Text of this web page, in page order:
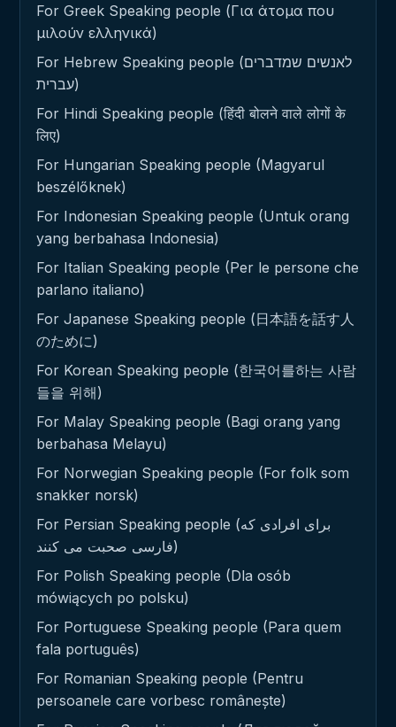
For Greek Speaking people (Για άτομα που
μιλούν ελληνικά)
For Hebrew Speaking people (לאנשים שמדברים
עברית)
For Hindi Speaking people (हिंदी बोलने वाले लोगों के
लिए)
For Hungarian Speaking people (Magyarul
beszélőknek)
For Indonesian Speaking people (Untuk orang
yang berbahasa Indonesia)
For Italian Speaking people (Per le persone che
parlano italiano)
For Japanese Speaking people (日本語を話す人
のために)
For Korean Speaking people (한국어를하는 사람
들을 위해)
For Malay Speaking people (Bagi orang yang
berbahasa Melayu)
For Norwegian Speaking people (For folk som
snakker norsk)
For Persian Speaking people (برای افرادی که
فارسی صحبت می کنند)
For Polish Speaking people (Dla osób
mówiących po polsku)
For Portuguese Speaking people (Para quem
fala português)
For Romanian Speaking people (Pentru
persoanele care vorbesc românește)